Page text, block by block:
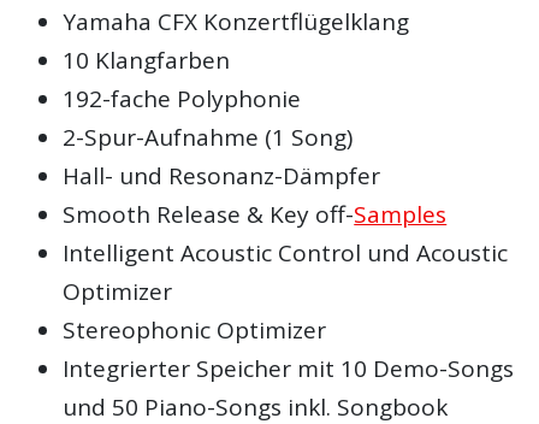
Yamaha CFX Konzertflügelklang
10 Klangfarben
192-fache Polyphonie
2-Spur-Aufnahme (1 Song)
Hall- und Resonanz-Dämpfer
Smooth Release & Key off-Samples
Intelligent Acoustic Control und Acoustic
Optimizer
Stereophonic Optimizer
Integrierter Speicher mit 10 Demo-Songs
und 50 Piano-Songs inkl. Songbook